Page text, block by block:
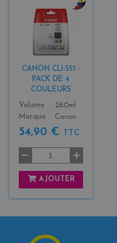
CANON CLI-551 -
PACK DE 4
COULEURS
Color
Volume
28.0ml
Marque
Canon
54,90 € TTC
AJOUTER